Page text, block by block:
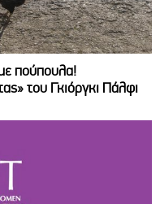
πούπουλα!
του Γκιόργκι Πάλφι